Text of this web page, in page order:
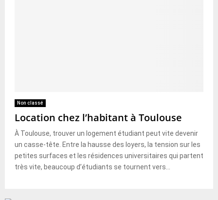
Non classé
Location chez l’habitant à Toulouse
À Toulouse, trouver un logement étudiant peut vite devenir
un casse-tête. Entre la hausse des loyers, la tension sur les
petites surfaces et les résidences universitaires qui partent
très vite, beaucoup d’étudiants se tournent vers...